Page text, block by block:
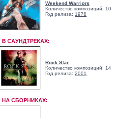
Weekend Warriors
Количество композиций: 10
Год релиза: 1978
В САУНДТРЕКАХ:
Rock Star
Количество композиций: 14
Год релиза: 2001
НА СБОРНИКАХ: